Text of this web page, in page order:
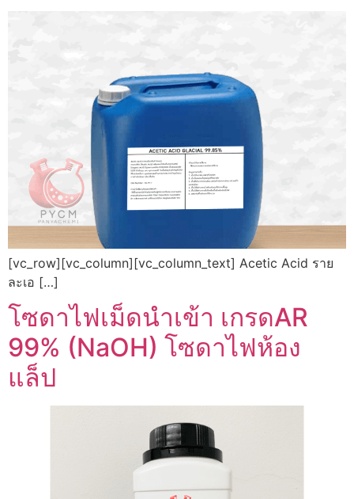
[vc_row][vc_column][vc_column_text] Acetic Acid ราย
ละเอ […]
โซดาไฟเม็ดนำเข้า เกรดAR
99% (NaOH) โซดาไฟห้อง
แล็ป